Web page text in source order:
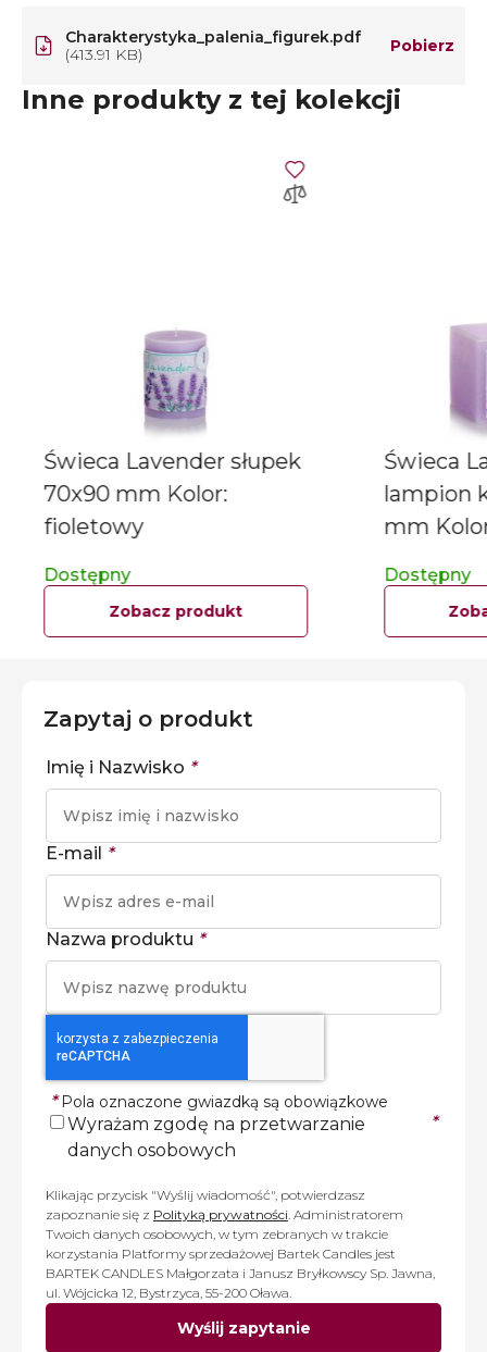
Charakterystyka_palenia_figurek.pdf
(413.91 KB)
Pobierz
Inne produkty z tej kolekcji
Świeca Lavender słupek
70x90 mm Kolor:
fioletowy
Dostępny
Zobacz produkt
Świeca
lampion
mm
Dostępny
Zapytaj o produkt
Imię i Nazwisko *
E-mail *
Nazwa produktu *
* Pola oznaczone gwiazdką są obowiązkowe
Wyrażam zgodę na przetwarzanie
danych osobowych
*
Klikając przycisk "Wyślij wiadomość", potwierdzasz
zapoznanie się z Polityką prywatności . Administratorem
Twoich danych osobowych, w tym zebranych w trakcie
korzystania Platformy sprzedażowej Bartek Candles jest
BARTEK CANDLES Małgorzata i Janusz Bryłkowscy Sp. Jawna,
ul. Wójcicka 12, Bystrzyca, 55-200 Oława.
Wyślij zapytanie